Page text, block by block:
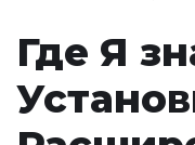
Где Я